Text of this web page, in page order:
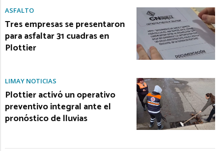
ASFALTO
Tres empresas se presentaron
para asfaltar 31 cuadras en
Plottier
LIMAY NOTICIAS
Plottier activó un operativo
preventivo integral ante el
pronóstico de lluvias